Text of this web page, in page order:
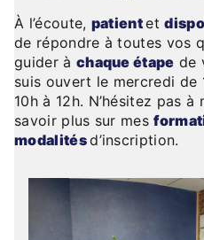
À l’écoute, patientet
de répondre à toutes vos
guider à chaque étape de
suis ouvert le mercredi de
10h à 12h. N’hésitez pas
savoir plus sur mes
modalitésd’inscription.